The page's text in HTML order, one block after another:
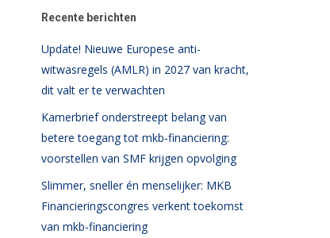
Recente berichten
Update! Nieuwe Europese anti-
witwasregels (AMLR) in 2027 van kracht,
dit valt er te verwachten
Kamerbrief onderstreept belang van
betere toegang tot mkb-financiering:
voorstellen van SMF krijgen opvolging
Slimmer, sneller én menselijker: MKB
Financieringscongres verkent toekomst
van mkb-financiering